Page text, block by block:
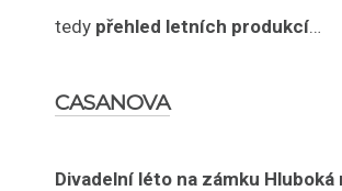
tedy přehled letních produkcí…
CASANOVA
Divadelní léto na zámku Hluboká